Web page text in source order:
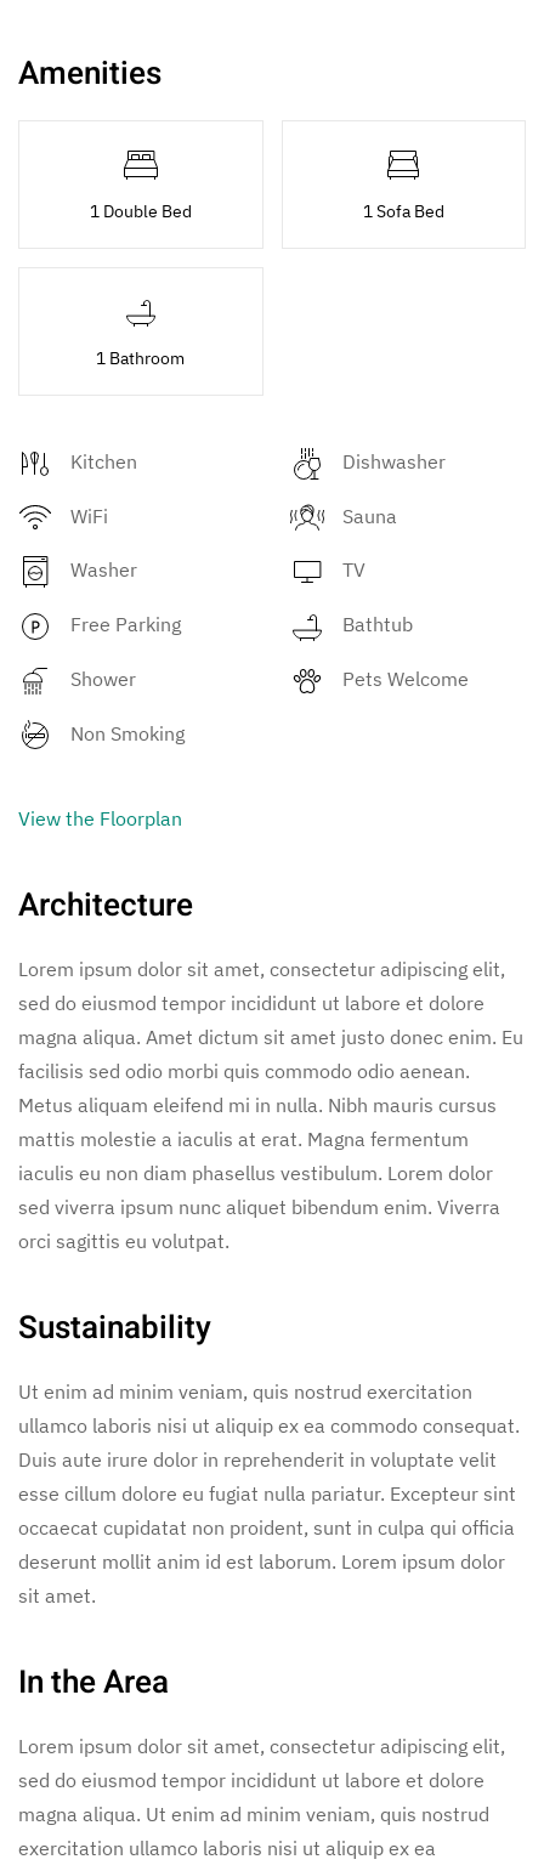
Amenities
1 Double Bed 1 Sofa Bed
1 Bathroom
Kitchen Dishwasher
WiFi Sauna
Washer TV
Free Parking Bathtub
Shower Pets Welcome
Non Smoking
View the Floorplan
Architecture
Lorem ipsum dolor sit amet, consectetur adipiscing elit,
sed do eiusmod tempor incididunt ut labore et dolore
magna aliqua. Amet dictum sit amet justo donec enim. Eu
facilisis sed odio morbi quis commodo odio aenean.
Metus aliquam eleifend mi in nulla. Nibh mauris cursus
mattis molestie a iaculis at erat. Magna fermentum
iaculis eu non diam phasellus vestibulum. Lorem dolor
sed viverra ipsum nunc aliquet bibendum enim. Viverra
orci sagittis eu volutpat.
Sustainability
Ut enim ad minim veniam, quis nostrud exercitation
ullamco laboris nisi ut aliquip ex ea commodo consequat.
Duis aute irure dolor in reprehenderit in voluptate velit
esse cillum dolore eu fugiat nulla pariatur. Excepteur sint
occaecat cupidatat non proident, sunt in culpa qui officia
deserunt mollit anim id est laborum. Lorem ipsum dolor
sit amet.
In the Area
Lorem ipsum dolor sit amet, consectetur adipiscing elit,
sed do eiusmod tempor incididunt ut labore et dolore
magna aliqua. Ut enim ad minim veniam, quis nostrud
exercitation ullamco laboris nisi ut aliquip ex ea